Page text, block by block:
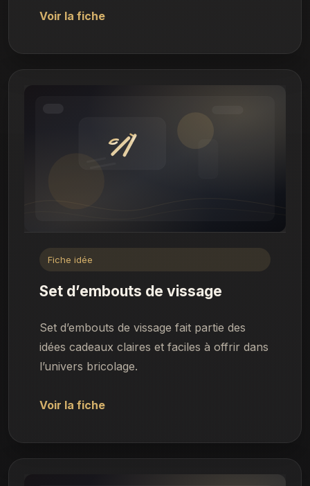
Voir la fiche
Fiche idée
Set d’embouts de vissage
Set d’embouts de vissage fait partie des
idées cadeaux claires et faciles à offrir dans
l’univers bricolage.
Voir la fiche